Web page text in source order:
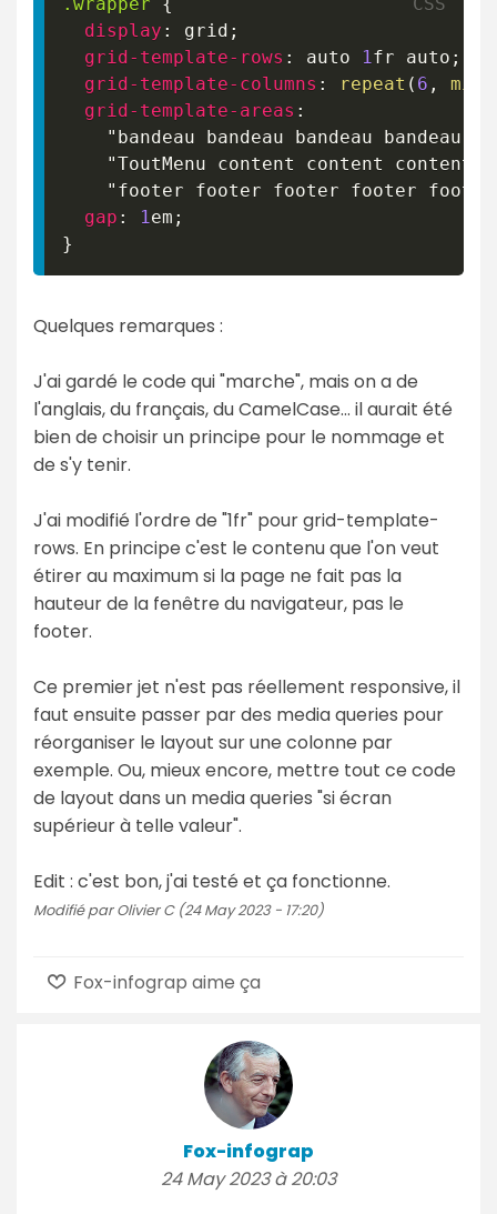
display : grid ;
grid-template-rows : auto 1 fr auto ;
grid-template-columns : repeat ( 6 ,
grid-template-areas :
"bandeau bandeau bandeau bandeau
"ToutMenu content content content
"footer footer footer footer
gap : 1 em ;
}
Quelques remarques :
J'ai gardé le code qui "marche", mais on a de
l'anglais, du français, du CamelCase... il aurait été
bien de choisir un principe pour le nommage et
de s'y tenir.
J'ai modifié l'ordre de "1fr" pour grid-template-
rows. En principe c'est le contenu que l'on veut
étirer au maximum si la page ne fait pas la
hauteur de la fenêtre du navigateur, pas le
footer.
Ce premier jet n'est pas réellement responsive, il
faut ensuite passer par des media queries pour
réorganiser le layout sur une colonne par
exemple. Ou, mieux encore, mettre tout ce code
de layout dans un media queries "si écran
supérieur à telle valeur".
Edit : c'est bon, j'ai testé et ça fonctionne.
Modifié par Olivier C (24 May 2023 - 17:20)
Fox-infograp aime ça
Fox-infograp
24 May 2023 à 20:03